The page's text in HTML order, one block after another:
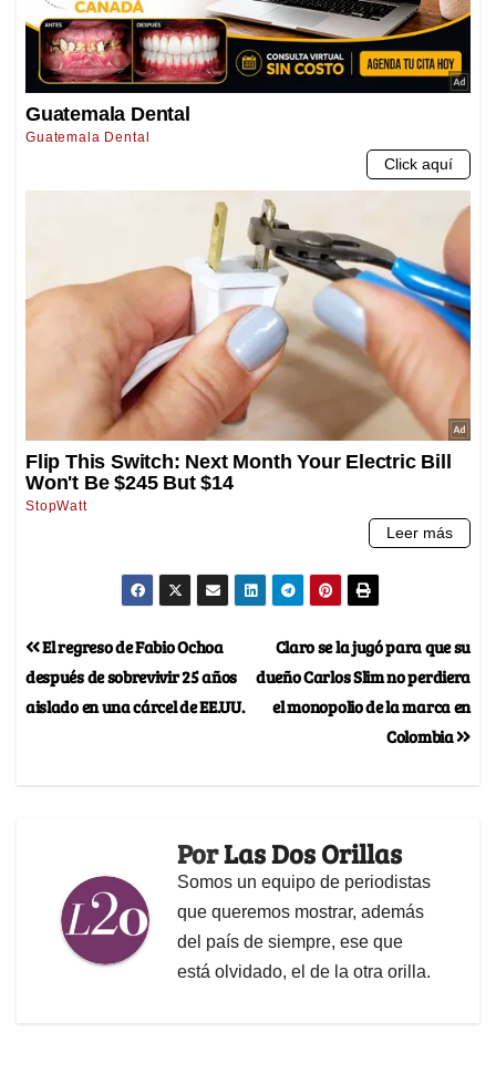
Claro se la jugó para que su
dueño Carlos Slim no perdiera
el monopolio de la marca en
Colombia
El regreso de Fabio Ochoa
después de sobrevivir 25 años
aislado en una cárcel de EE.UU.
PorLas Dos Orillas
Somos un equipo de periodistas
que queremos mostrar, además
del país de siempre, ese que
está olvidado, el de la otra orilla.